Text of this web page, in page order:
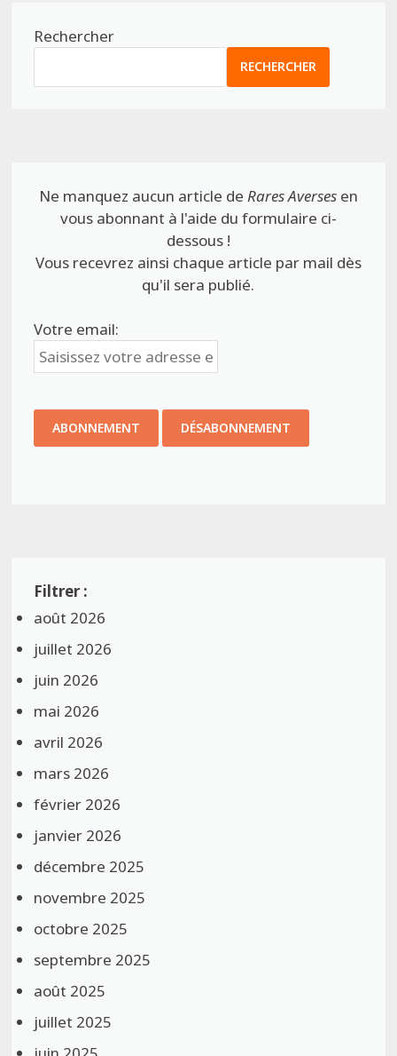
Rechercher
RECHERCHER
Ne manquez aucun article de Rares Aversesen
vous abonnant à l'aide du formulaire ci-
dessous !
Vous recevrez ainsi chaque article par mail dès
qu'il sera publié.
Votre email:
août 2026
juillet 2026
juin 2026
mai 2026
avril 2026
mars 2026
février 2026
janvier 2026
décembre 2025
novembre 2025
octobre 2025
septembre 2025
août 2025
juillet 2025